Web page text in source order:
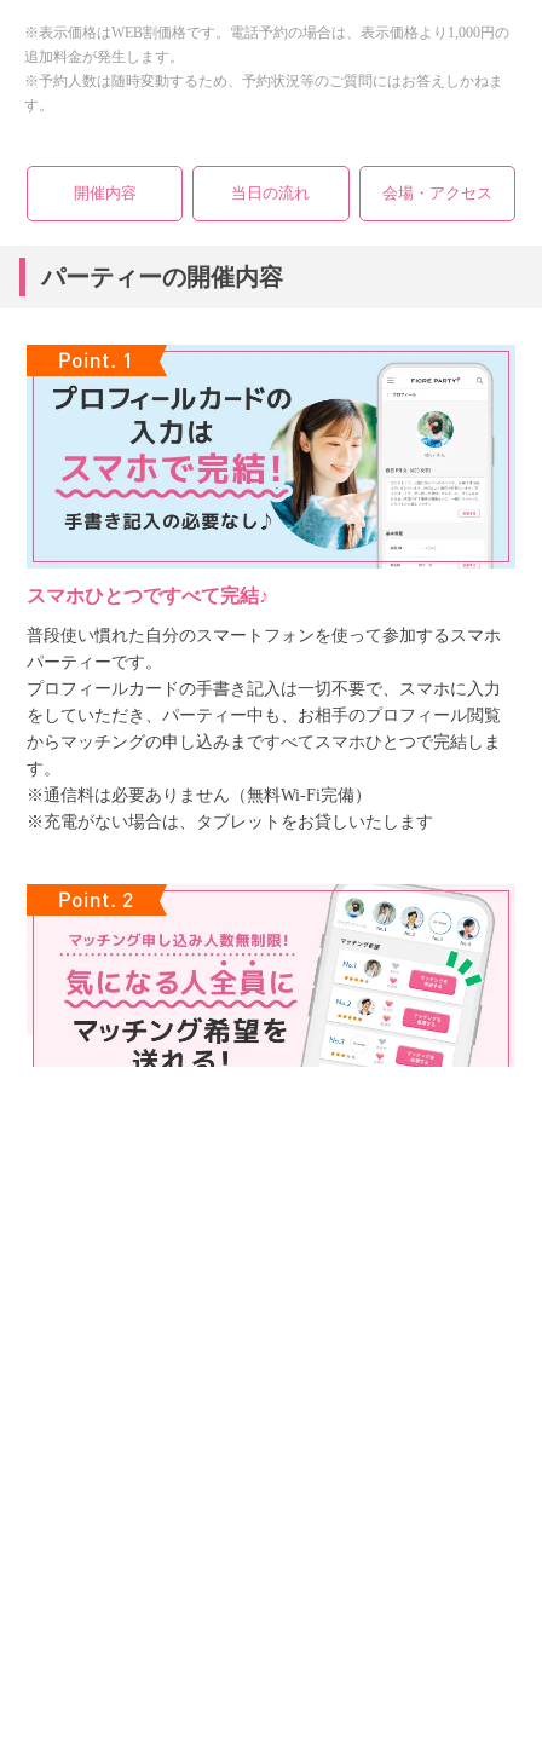
※表示価格はWEB割価格です。電話予約の場合は、表示価格より1,000円の
追加料金が発生します。
※予約人数は随時変動するため、予約状況等のご質問にはお答えしかねま
す。
開催内容 当日の流れ 会場・アクセス
パーティーの開催内容
スマホひとつですべて完結♪
普段使い慣れた自分のスマートフォンを使って参加するスマホ
パーティーです。
プロフィールカードの手書き記入は一切不要で、スマホに入力
をしていただき、パーティー中も、お相手のプロフィール閲覧
からマッチングの申し込みまですべてスマホひとつで完結しま
す。
※通信料は必要ありません（無料Wi-Fi完備）
※充電がない場合は、タブレットをお貸しいたします